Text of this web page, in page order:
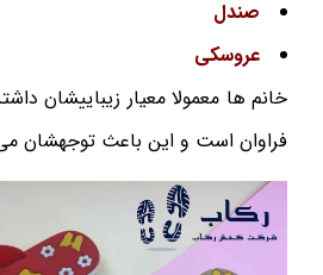
صندل
عروسکی
خانم ها معمولا معیار زیباییشان
فراوان است و این باعث توجهشان